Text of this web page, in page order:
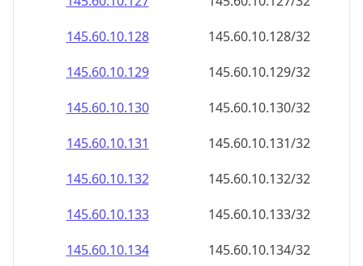
145.60.10.128
145.60.10.128/32
145.60.10.129
145.60.10.129/32
145.60.10.130
145.60.10.130/32
145.60.10.131
145.60.10.131/32
145.60.10.132
145.60.10.132/32
145.60.10.133
145.60.10.133/32
145.60.10.134
145.60.10.134/32